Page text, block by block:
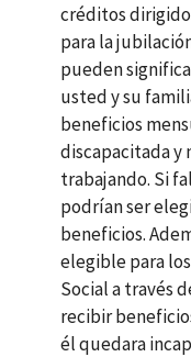
créditos
para la
pueden
usted y su
beneficios
discapacitada y
trabajando. Si
podrían ser
beneficios.
elegible para
Social a través
recibir
él quedara